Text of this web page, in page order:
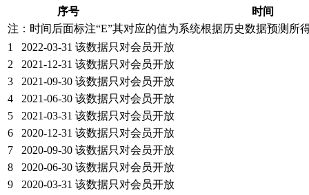
序号
时间
注：时间后面标注“E”其对应的值为系统根据历史数据预测所
1
2022-03-31 该数据只对会员开放
2
2021-12-31 该数据只对会员开放
3
2021-09-30 该数据只对会员开放
4
2021-06-30 该数据只对会员开放
5
2021-03-31 该数据只对会员开放
6
2020-12-31 该数据只对会员开放
7
2020-09-30 该数据只对会员开放
8
2020-06-30 该数据只对会员开放
9
2020-03-31 该数据只对会员开放